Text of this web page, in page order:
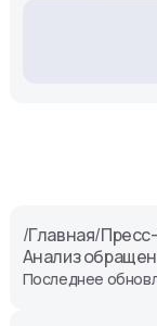
/Главная/
Анализ
Последнее